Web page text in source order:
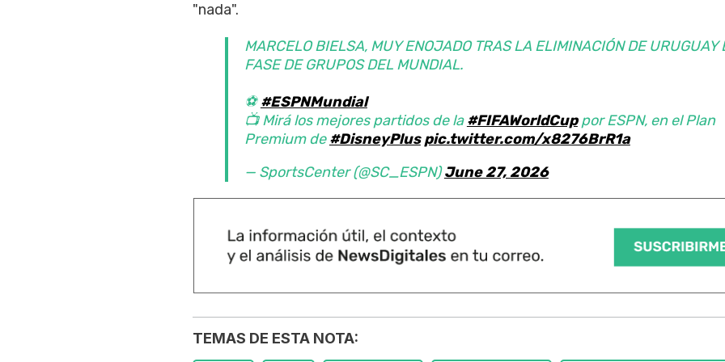
"nada".
MARCELO BIELSA, MUY ENOJADO TRAS LA ELIMINACIÓN DE URUGUAY
FASE DE GRUPOS DEL MUNDIAL.
⚽#ESPNMundial
📺 Mirá los mejores partidos de la#FIFAWorldCuppor ESPN, en el Plan
Premium de#DisneyPlus pic.twitter.com/x8276BrR1a
— SportsCenter (@SC_ESPN)June 27, 2026
TEMAS DE ESTA NOTA: